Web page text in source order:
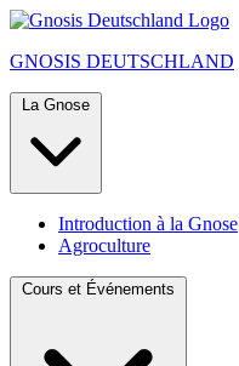
GNOSIS DEUTSCHLAND
La Gnose
Introduction à la Gnose
Agroculture
Cours et Événements